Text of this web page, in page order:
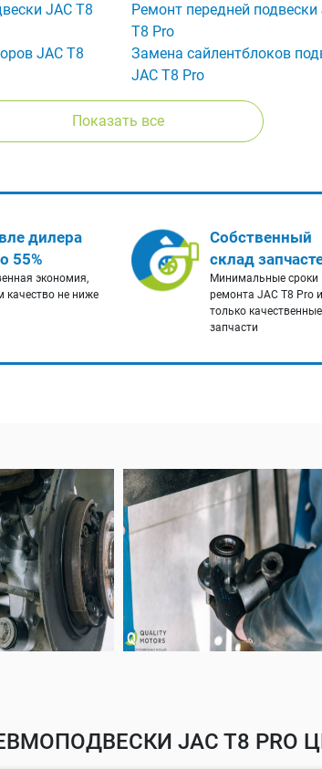
JAC T8
Ремонт передней подвески
T8 Pro
JAC T8
Замена сайлентблоков
JAC T8 Pro
Показать все
дилера
55%
экономия,
качество не ниже
Собственный
склад
Минимальные сроки
ремонта JAC T8 Pro и
только качественные
запчасти
JAC T8 PRO